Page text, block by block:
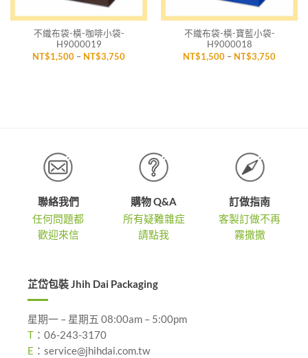
不織布袋-橫-咖啡小袋-
H9000019
NT$1,500 – NT$3,750價
不織布袋-橫-寶藍小袋-
H9000018
NT$1,500 – NT$3,750價
聯絡我們
任何問題都
歡迎來信
購物 Q&A
所有疑難雜症
請點我
訂做指南
客製訂做不再
霧撒撒
芷岱包裝 Jhih Dai Packaging
星期一 – 星期五 08:00am – 5:00pm
T ： 06-243-3170
E ： service@jhihdai.com.tw